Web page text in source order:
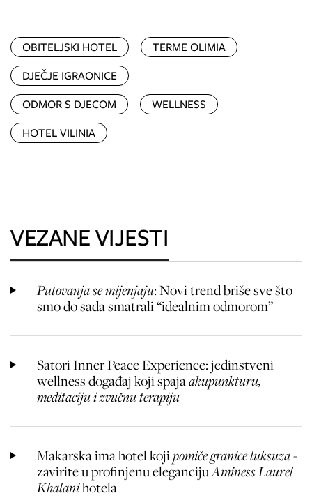
OBITELJSKI HOTEL
TERME OLIMIA
DJEČJE IGRAONICE
ODMOR S DJECOM
WELLNESS
HOTEL VILINIA
VEZANE VIJESTI
Putovanja se mijenjaju: Novi trend briše sve što
smo do sada smatrali “idealnim odmorom”
Satori Inner Peace Experience: jedinstveni
wellness događaj koji spajaakupunkturu,
meditaciju i zvučnu terapiju
Makarska ima hotel kojipomiče granice luksuza-
zavirite u profinjenu elegancijuAminess Laurel
Khalanihotela